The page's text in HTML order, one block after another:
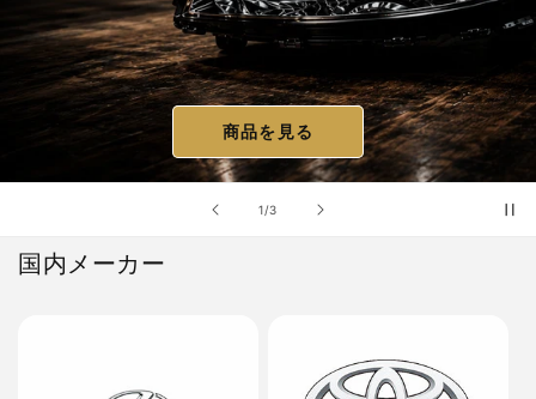
1/の
3
商品を見る
国内メーカー